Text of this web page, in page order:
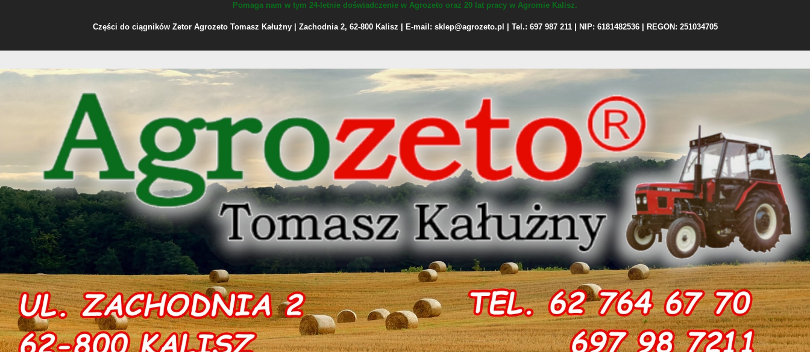
Pomaga nam w tym 24-letnie doświadczenie w Agrozeto oraz 20 lat pracy w Agromie Kalisz.
Części do ciągników Zetor Agrozeto Tomasz Kałużny | Zachodnia 2, 62-800 Kalisz | E-mail: sklep@agrozeto.pl | Tel.: 697 987 211 | NIP: 6181482536 | REGON: 251034705